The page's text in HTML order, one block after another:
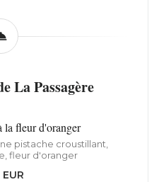
La Passagère
la fleur d'oranger
pistache croustillant,
fleur d'oranger